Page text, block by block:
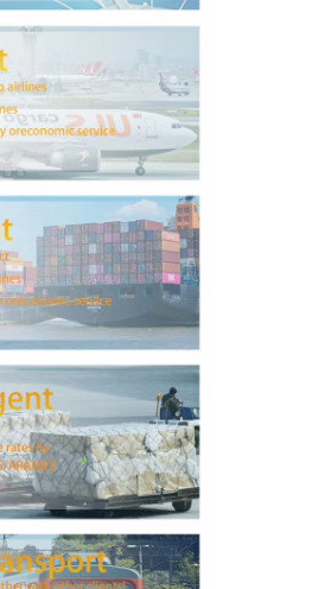
delantera
POR FERROCARRIL
por camión